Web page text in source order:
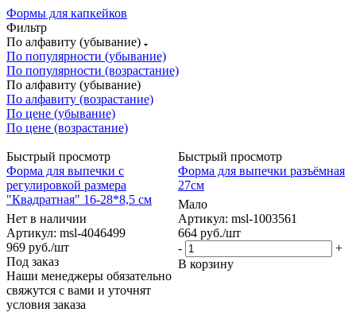
Формы для капкейков
Фильтр
По алфавиту (убывание)
По популярности (убывание)
По популярности (возрастание)
По алфавиту (убывание)
По алфавиту (возрастание)
По цене (убывание)
По цене (возрастание)
Быстрый просмотр
Форма для выпечки с
регулировкой размера
"Квадратная" 16-28*8,5 см
Нет в наличии
Артикул: msl-4046499
969 руб./шт
Под заказ
Наши менеджеры обязательно
свяжутся с вами и уточнят
условия заказа
Быстрый просмотр
Форма для выпечки разъёмная
27см
Мало
Артикул: msl-1003561
664 руб./шт
-
+
В корзину